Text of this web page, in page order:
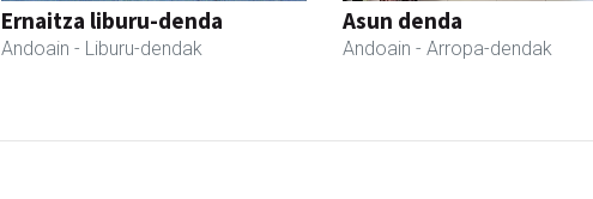
Ernaitza liburu-denda
Andoain - Liburu-dendak
Asun denda
Andoain - Arropa-dendak